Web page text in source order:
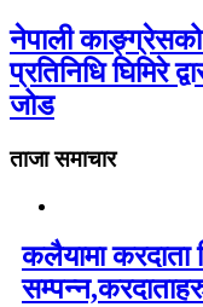
नेपाली काङ्ग्रेसको
प्रतिनिधि घिमिरे
जोड
ताजा समाचार
कलैयामा करदाता